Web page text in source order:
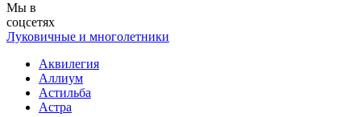
Мы в
соцсетях
Луковичные и многолетники
Аквилегия
Аллиум
Астильба
Астра